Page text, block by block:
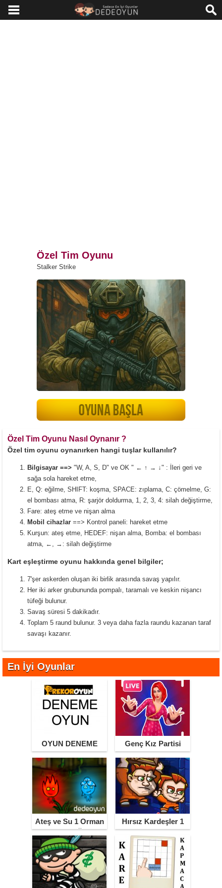
Özel Tim Oyunu
Stalker Strike
Özel Tim Oyunu Nasıl Oynanır ?
Özel tim oyunu oynanırken hangi tuşlar kullanılır?
Bilgisayar ==> "W, A, S, D" ve OK " ← ↑ → ↓" : İleri geri ve
sağa sola hareket etme,
E, Q: eğilme, SHIFT: koşma, SPACE: zıplama, C: çömelme, G:
el bombası atma, R: şarjör doldurma, 1, 2, 3, 4: silah değiştirme,
Fare: ateş etme ve nişan alma
Mobil cihazlar ==> Kontrol paneli: hareket etme
Kurşun: ateş etme, HEDEF: nişan alma, Bomba: el bombası
atma, ←, →: silah değiştirme
Kart eşleştirme oyunu hakkında genel bilgiler;
7'şer askerden oluşan iki birlik arasında savaş yapılır.
Her iki arker grubununda pompalı, taramalı ve keskin nişancı
tüfeği bulunur.
Savaş süresi 5 dakikadır.
Toplam 5 raund bulunur. 3 veya daha fazla raundu kazanan taraf
savaşı kazanır.
En İyi Oyunlar
OYUN DENEME Genç Kız Partisi
Ateş ve Su 1 Orman
Tapınağı
Hırsız Kardeşler 1